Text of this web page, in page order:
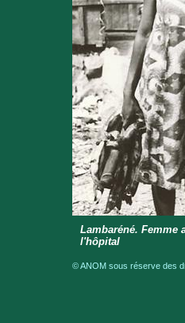
Lambaréné. Femme
l'hôpital
© ANOM sous réserve des